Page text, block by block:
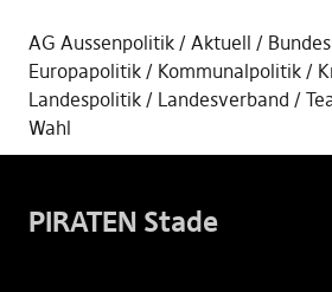
AG Aussenpolitik Aktuell
Europapolitik
Kommunalpolitik
Landespolitik
Landesverband
Wahl
PIRATEN Stade